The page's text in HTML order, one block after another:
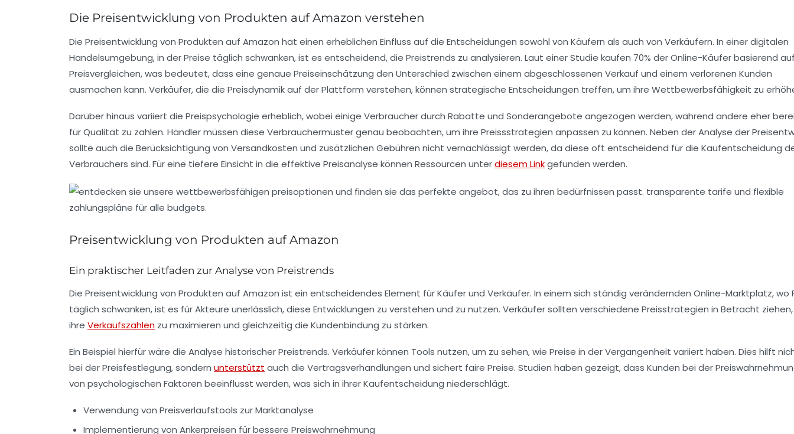
Die Preisentwicklung von Produkten auf Amazon verstehen
Die Preisentwicklung von Produkten auf Amazon hat einen erheblichen Einfluss auf die Entscheidungen sowohl von Käufern als auch von Verkäufern. In einer digitalen
Handelsumgebung, in der Preise täglich schwanken, ist es entscheidend, die Preistrends zu analysieren. Laut einer Studie kaufen 70% der Online-Käufer basierend
Preisvergleichen, was bedeutet, dass eine genaue Preiseinschätzung den Unterschied zwischen einem abgeschlossenen Verkauf und einem verlorenen Kunden
ausmachen kann. Verkäufer, die die Preisdynamikauf der Plattform verstehen, können strategische Entscheidungen treffen, um ihre Wettbewerbsfähigkeit zu
Darüber hinaus variiert die Preispsychologie erheblich, wobei einige Verbraucher durch Rabatte und Sonderangebote angezogen werden, während andere eher
für Qualität zu zahlen. Händler müssen diese Verbrauchermustergenau beobachten, um ihre Preissstrategien anpassen zu können. Neben der Analyse der
sollte auch die Berücksichtigung von Versandkosten und zusätzlichen Gebühren nicht vernachlässigt werden, da diese oft entscheidend für die Kaufentscheidung
Verbrauchers sind. Für eine tiefere Einsicht in die effektive Preisanalyse können Ressourcen unterdiesem Linkgefunden werden.
Preisentwicklung von Produkten auf Amazon
Ein praktischer Leitfaden zur Analyse von Preistrends
Die Preisentwicklung von Produkten auf Amazon ist ein entscheidendes Element für Käufer und Verkäufer. In einem sich ständig verändernden Online-Marktplatz, wo
täglich schwanken, ist es für Akteure unerlässlich, diese Entwicklungen zu verstehen und zu nutzen. Verkäufer sollten verschiedene Preisstrategien in Betracht
ihre Verkaufszahlen zu maximieren und gleichzeitig die Kundenbindung zu stärken.
Ein Beispiel hierfür wäre die Analyse historischer Preistrends. Verkäufer können Tools nutzen, um zu sehen, wie Preise in der Vergangenheit variiert haben. Dies hilft
bei der Preisfestlegung, sondern unterstützt auch die Vertragsverhandlungen und sichert faire Preise. Studien haben gezeigt, dass Kunden bei der
von psychologischen Faktoren beeinflusst werden, was sich in ihrer Kaufentscheidung niederschlägt.
Verwendung von Preisverlaufstools zur Marktanalyse
Implementierung von Ankerpreisen für bessere Preiswahrnehmung